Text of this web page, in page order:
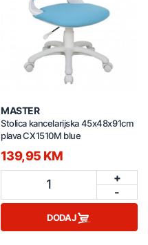
MASTER
Stolica kancelarijska 45x48x91cm
plava CX1510M blue
139,95 KM
1
+
-
DODAJ